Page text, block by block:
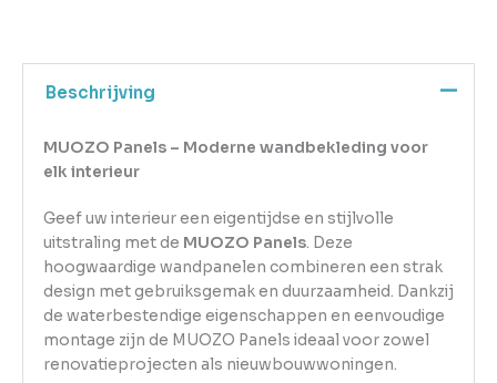
Beschrijving
MUOZO Panels – Moderne wandbekleding voor
elk interieur
Geef uw interieur een eigentijdse en stijlvolle
uitstraling met de MUOZO Panels. Deze
hoogwaardige wandpanelen combineren een strak
design met gebruiksgemak en duurzaamheid. Dankzij
de waterbestendige eigenschappen en eenvoudige
montage zijn de MUOZO Panels ideaal voor zowel
renovatieprojecten als nieuwbouwwoningen.